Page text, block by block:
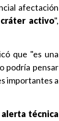
afectación
activo",
que "es una
podría pensar
importantes a
alerta técnica